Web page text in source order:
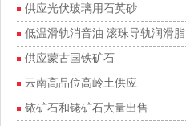
供应光伏玻璃用石英砂
低温滑轨消音油 滚珠导轨润滑脂
供应蒙古国铁矿石
云南高品位高岭土供应
铱矿石和铑矿石大量出售